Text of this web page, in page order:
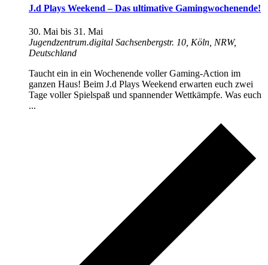
J.d Plays Weekend – Das ultimative Gamingwochenende!
30. Mai bis 31. Mai
Jugendzentrum.digital Sachsenbergstr. 10, Köln, NRW,
Deutschland
Taucht ein in ein Wochenende voller Gaming-Action im
ganzen Haus! Beim J.d Plays Weekend erwarten euch zwei
Tage voller Spielspaß und spannender Wettkämpfe. Was euch
...